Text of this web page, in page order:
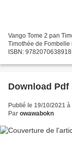
Vango Tome 2 pan
Timothée de Fombelle
ISBN:
Download Pdf
Publié le 19/10/2021
Par owawabokn